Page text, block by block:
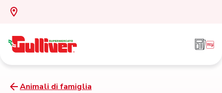
Animali di famiglia